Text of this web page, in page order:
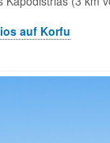
auf Korfu